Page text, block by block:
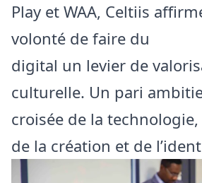
Play et WAA, Celtiis
volonté de faire du
digital un levier de
culturelle. Un pari
croisée de la technologie,
de la création et de